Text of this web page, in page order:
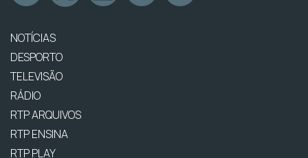
NOTÍCIAS
DESPORTO
TELEVISÃO
RÁDIO
RTP ARQUIVOS
RTP ENSINA
RTP PLAY